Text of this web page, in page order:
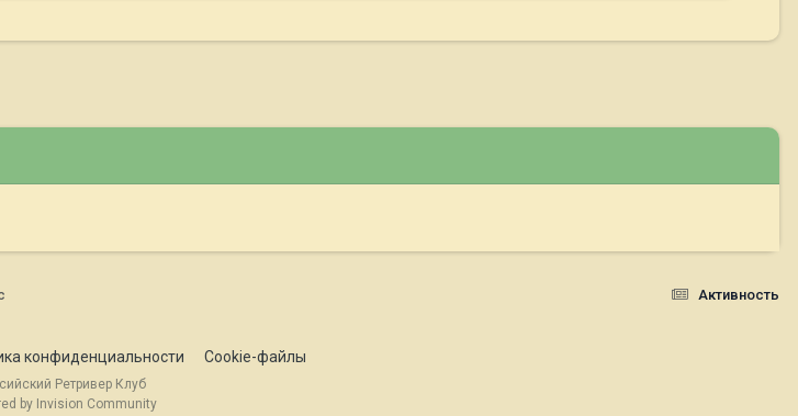
Активность
конфиденциальности Cookie-файлы
Ретривер Клуб
by Invision Community